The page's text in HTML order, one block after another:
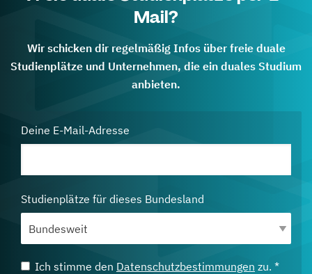
Mail?
Wir schicken dir regelmäßig Infos über freie duale
Studienplätze und Unternehmen, die ein duales Studium
anbieten.
Deine E-Mail-Adresse
Studienplätze für dieses Bundesland
Ich stimme den Datenschutzbestimmungen zu. *